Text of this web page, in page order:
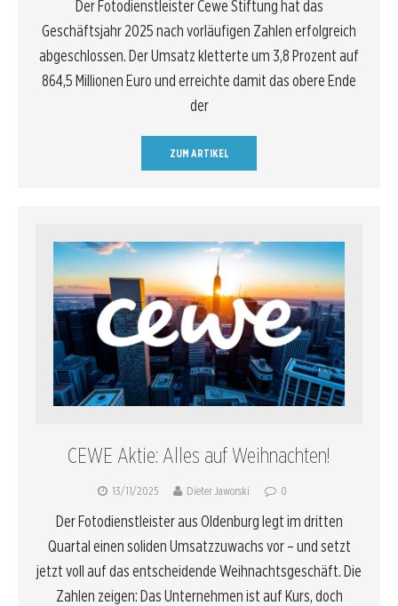
Der Fotodienstleister Cewe Stiftung hat das
Geschäftsjahr 2025 nach vorläufigen Zahlen erfolgreich
abgeschlossen. Der Umsatz kletterte um 3,8 Prozent auf
864,5 Millionen Euro und erreichte damit das obere Ende
der
ZUM ARTIKEL
CEWE Aktie: Alles auf Weihnachten!
13/11/2025 Dieter Jaworski 0
Der Fotodienstleister aus Oldenburg legt im dritten
Quartal einen soliden Umsatzzuwachs vor – und setzt
jetzt voll auf das entscheidende Weihnachtsgeschäft. Die
Zahlen zeigen: Das Unternehmen ist auf Kurs, doch